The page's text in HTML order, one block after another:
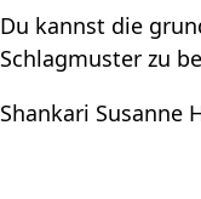
Du kannst die
Schlagmuster zu
Shankari Susanne